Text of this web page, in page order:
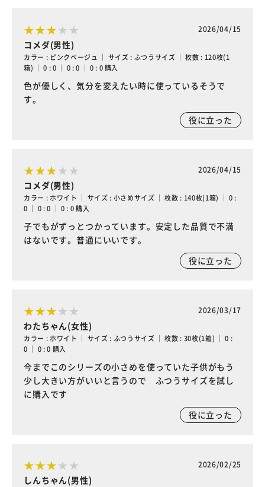
2026/04/15
コメダ(男性)
カラー : ピンクベージュ ｜ サイズ : ふつうサイズ ｜ 枚数 : 120枚(1
箱) ｜ 0 : 0 ｜ 0 : 0 ｜ 0 : 0 購入
色が優しく、気分を変えたい時に使っているそうで
す。
役に立った
2026/04/15
コメダ(男性)
カラー : ホワイト ｜ サイズ : 小さめサイズ ｜ 枚数 : 140枚(1箱) ｜ 0 :
0 ｜ 0 : 0 ｜ 0 : 0 購入
子でもがずっとつかっています。安定した品質で不満
はないです。普通にいいです。
役に立った
2026/03/17
わたちゃん(女性)
カラー : ホワイト ｜ サイズ : ふつうサイズ ｜ 枚数 : 30枚(1箱) ｜ 0 :
0 ｜ 0 : 0 購入
今までこのシリーズの小さめを使っていた子供がもう
少し大きい方がいいと言うので ふつうサイズを試し
に購入です
役に立った
2026/02/25
しんちゃん(男性)